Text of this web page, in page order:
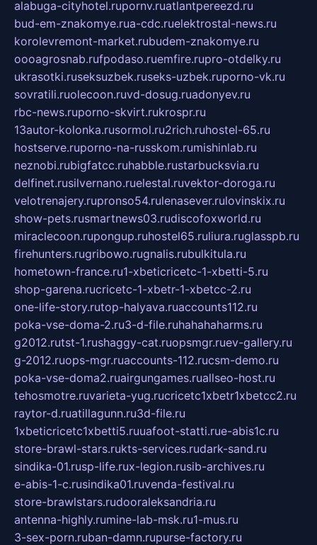
alabuga-cityhotel.rupornv.ruatlantpereezd.ru
bud-em-znakomye.rua-cdc.ruelektrostal-news.ru
korolevremont-market.rubudem-znakomye.ru
oooagrosnab.rufpodaso.ruemfire.rupro-otdelky.ru
ukrasotki.ruseksuzbek.ruseks-uzbek.ruporno-vk.ru
sovratili.ruolecoon.ruvd-dosug.ruadonyev.ru
rbc-news.ruporno-skvirt.rukrospr.ru
13autor-kolonka.rusormol.ru2rich.ruhostel-65.ru
hostserve.ruporno-na-russkom.rumishinlab.ru
neznobi.rubigfatcc.ruhabble.rustarbucksvia.ru
delfinet.rusilvernano.ruelestal.ruvektor-doroga.ru
velotrenajery.rupronso54.rulenasever.rulovinskix.ru
show-pets.rusmartnews03.rudiscofoxworld.ru
miraclecoon.rupongup.ruhostel65.ruliura.ruglasspb.ru
firehunters.rugribowo.rugnalis.rubulkitula.ru
hometown-france.ru1-xbeticricetc-1-xbetti-5.ru
shop-garena.rucricetc-1-xbetr-1-xbetcc-2.ru
one-life-story.rutop-halyava.ruaccounts112.ru
poka-vse-doma-2.ru3-d-file.ruhahahaharms.ru
g2012.rutst-1.rushaggy-cat.ruopsmgr.ruev-gallery.ru
g-2012.ruops-mgr.ruaccounts-112.rucsm-demo.ru
poka-vse-doma2.ruairgungames.ruallseo-host.ru
tehosmotre.ruvarieta-yug.rucricetc1xbetr1xbetcc2.ru
raytor-d.ruatillagunn.ru3d-file.ru
1xbeticricetc1xbetti5.ruuafoot-statti.rue-abis1c.ru
store-brawl-stars.rukts-services.rudark-sand.ru
sindika-01.rusp-life.rux-legion.rusib-archives.ru
e-abis-1-c.rusindika01.ruvenda-festival.ru
store-brawlstars.rudooraleksandria.ru
antenna-highly.rumine-lab-msk.ru1-mus.ru
3-sex-porn.ruban-damn.rupurse-factory.ru